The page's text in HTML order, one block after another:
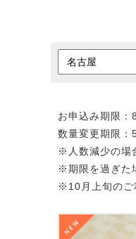
お申込み期限：
数量変更期限：
※人数減少の場
※期限を過ぎた
※10月上旬のご